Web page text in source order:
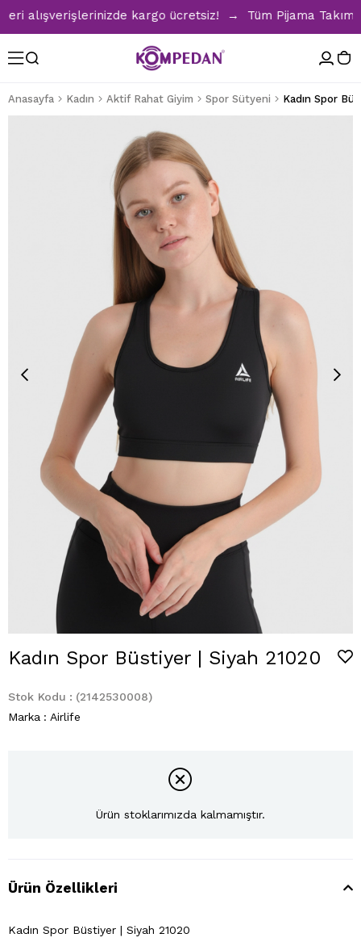
alışverişlerinizde kargo ücretsiz! → Tüm Pijama
Anasayfa Kadın Aktif Rahat Giyim Spor Sütyeni Kadın Spor
Kadın Spor Büstiyer | Siyah 21020
Stok Kodu
(2142530008)
Marka : Airlife
Ürün stoklarımızda kalmamıştır.
Ürün Özellikleri
Kadın Spor Büstiyer | Siyah 21020